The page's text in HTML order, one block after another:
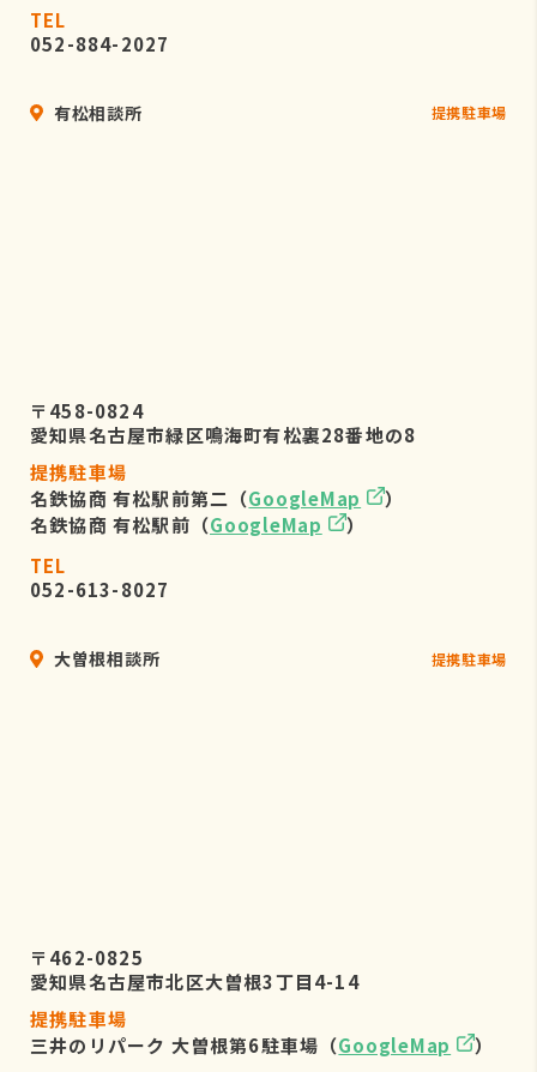
TEL
052-884-2027
有松相談所 提携駐車場
〒458-0824
愛知県名古屋市緑区鳴海町有松裏28番地の8
提携駐車場
名鉄協商 有松駅前第二（GoogleMap
）
名鉄協商 有松駅前（GoogleMap
）
TEL
052-613-8027
大曽根相談所 提携駐車場
〒462-0825
愛知県名古屋市北区大曽根3丁目4-14
提携駐車場
三井のリパーク 大曽根第6駐車場（GoogleMap
）